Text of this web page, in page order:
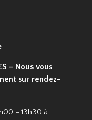
– Nous vous
sur rendez-
– 13h30 à